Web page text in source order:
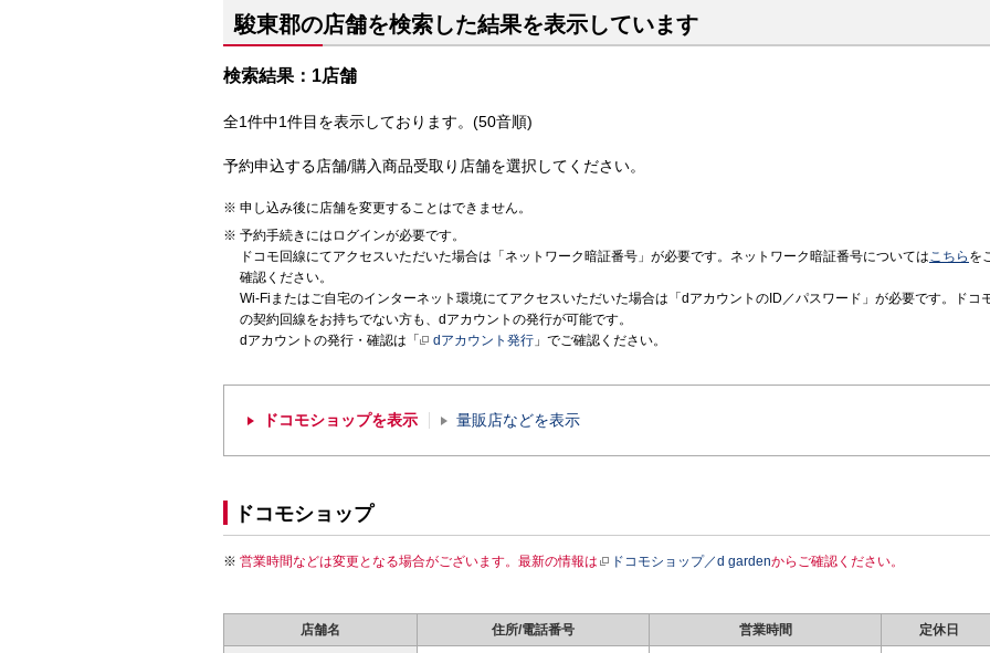
駿東郡の店舗を検索した結果を表示しています
検索結果：1店舗
全1件中1件目を表示しております。(50音順)
予約申込する店舗/購入商品受取り店舗を選択してください。
申し込み後に店舗を変更することはできません。
予約手続きにはログインが必要です。
ドコモ回線にてアクセスいただいた場合は「ネットワーク暗証番号」が必要です。ネットワーク暗証番号についてはこちら を
確認ください。
Wi-Fiまたはご自宅のインターネット環境にてアクセスいただいた場合は「dアカウントのID／パスワード」が必要です。ドコ
の契約回線をお持ちでない方も、dアカウントの発行が可能です。
dアカウントの発行・確認は「
dアカウント発行 」でご確認ください。
ドコモショップを表示 量販店などを表示
ドコモショップ
営業時間などは変更となる場合がございます。最新の情報は ドコモショップ／d gardenからご確認ください。
店舗名 住所/電話番号 営業時間 定休日